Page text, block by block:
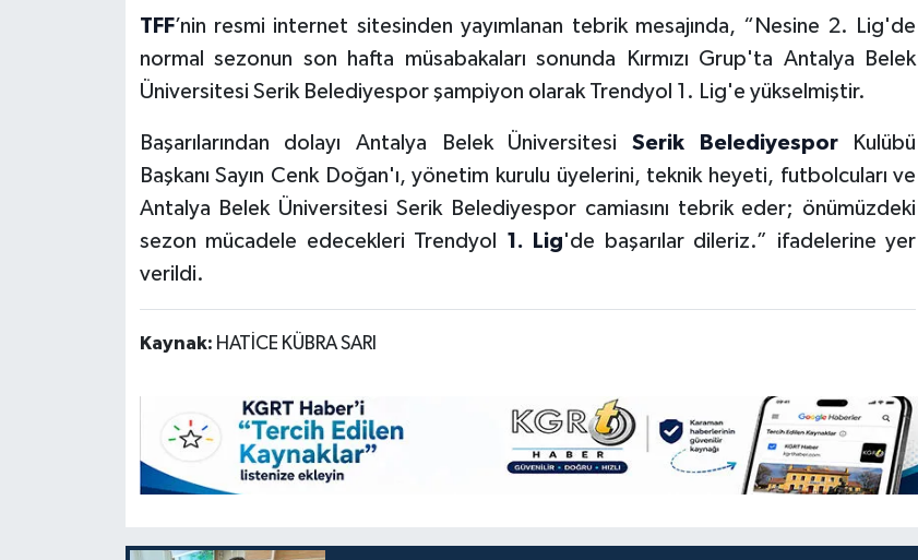
TFF’nin resmi internet sitesinden yayımlanan tebrik mesajında, “Nesine 2. Lig'de
normal sezonun son hafta müsabakaları sonunda Kırmızı Grup'ta Antalya Belek
Üniversitesi Serik Belediyespor şampiyon olarak Trendyol 1. Lig'e yükselmiştir.
Başarılarından dolayı Antalya Belek Üniversitesi Serik BelediyesporKulübü
Başkanı Sayın Cenk Doğan'ı, yönetim kurulu üyelerini, teknik heyeti, futbolcuları ve
Antalya Belek Üniversitesi Serik Belediyespor camiasını tebrik eder; önümüzdeki
sezon mücadele edecekleri Trendyol 1. Lig'de başarılar dileriz.” ifadelerine yer
verildi.
Kaynak: HATİCE KÜBRA SARI